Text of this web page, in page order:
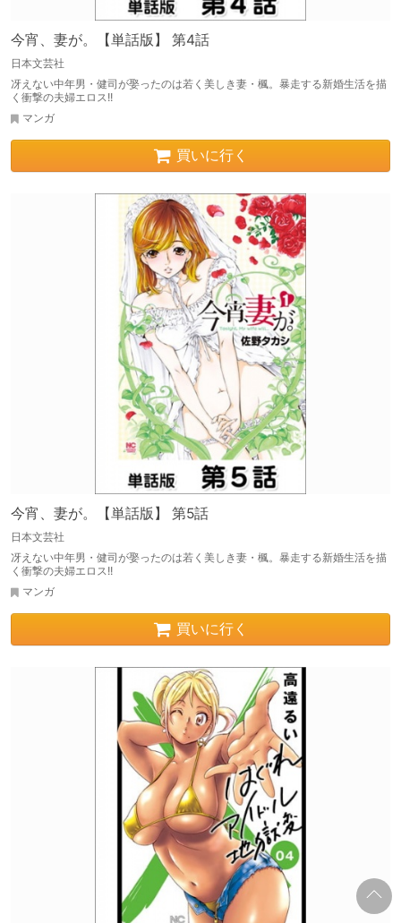
今宵、妻が。【単話版】 第4話
日本文芸社
冴えない中年男・健司が娶ったのは若く美しき妻・楓。暴走する新婚生活を描
く衝撃の夫婦エロス!!
マンガ
買いに行く
今宵、妻が。【単話版】 第5話
日本文芸社
冴えない中年男・健司が娶ったのは若く美しき妻・楓。暴走する新婚生活を描
く衝撃の夫婦エロス!!
マンガ
買いに行く